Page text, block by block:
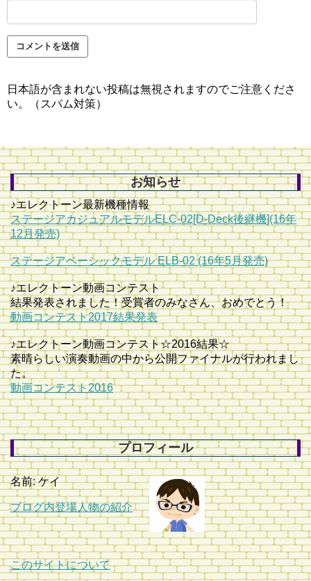
日本語が含まれない投稿は無視されますのでご注意くださ
い。（スパム対策）
お知らせ
♪エレクトーン最新機種情報
ステージアカジュアルモデルELC-02[D-Deck後継機](16年
12月発売)
ステージアベーシックモデル ELB-02 (16年5月発売)
♪エレクトーン動画コンテスト
結果発表されました！受賞者のみなさん、おめでとう！
動画コンテスト2017結果発表
♪エレクトーン動画コンテスト☆2016結果☆
素晴らしい演奏動画の中から公開ファイナルが行われまし
た。
動画コンテスト2016
プロフィール
名前: ケイ
ブログ内登場人物の紹介
このサイトについて